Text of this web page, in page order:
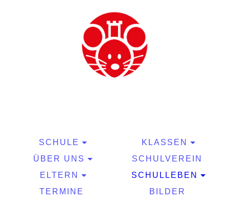
SCHULE
KLASSEN
ÜBER UNS
SCHULVEREIN
ELTERN
SCHULLEBEN
TERMINE
BILDER